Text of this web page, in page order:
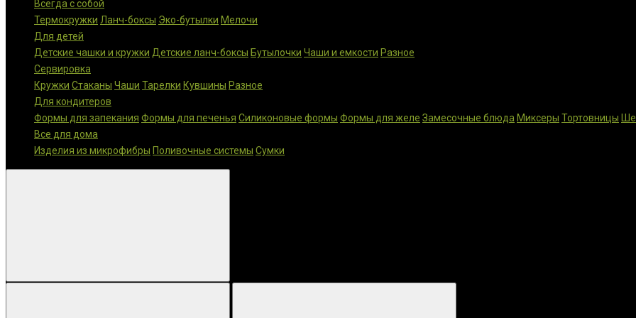
Всегда с собой
Термокружки Ланч-боксы Эко-бутылки Мелочи
Для детей
Детские чашки и кружки Детские ланч-боксы Бутылочки Чаши и емкости Разное
Сервировка
Кружки Стаканы Чаши Тарелки Кувшины Разное
Для кондитеров
Формы для запекания Формы для печенья Силиконовые формы Формы для желе Замесочные блюда Миксеры Тортовницы
Все для дома
Изделия из микрофибры Поливочные системы Сумки